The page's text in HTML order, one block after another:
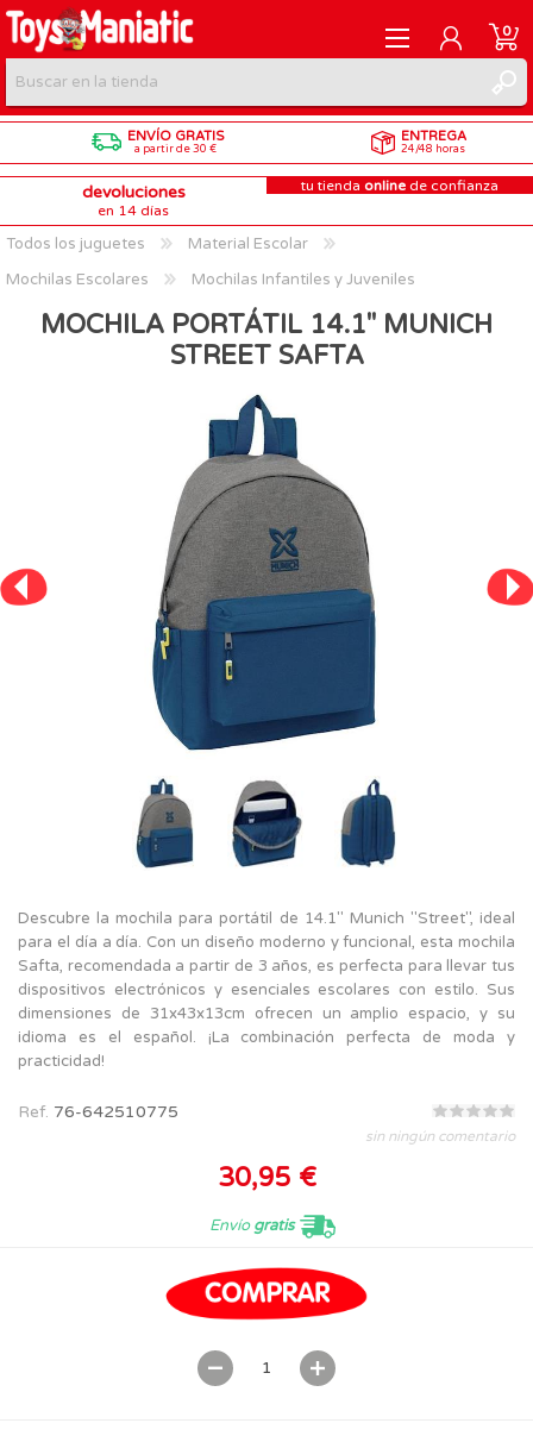
REGISTRARME
INICIAR SESIÓN
0
ENVÍO GRATIS
a partir de 30 €
ENTREGA
24/48 horas
devoluciones
en 14 días
tu tienda online de confianza
Todos los juguetes
Material Escolar
Mochilas Escolares
Mochilas Infantiles y Juveniles
MOCHILA PORTÁTIL 14.1'' MUNICH
STREET SAFTA
Descubre la mochila para portátil de 14.1'' Munich "Street", ideal
para el día a día. Con un diseño moderno y funcional, esta mochila
Safta, recomendada a partir de 3 años, es perfecta para llevar tus
dispositivos electrónicos y esenciales escolares con estilo. Sus
dimensiones de 31x43x13cm ofrecen un amplio espacio, y su
idioma es el español. ¡La combinación perfecta de moda y
practicidad!
Ref. 76-642510775
sin ningún comentario
30,95 €
Envíogratis